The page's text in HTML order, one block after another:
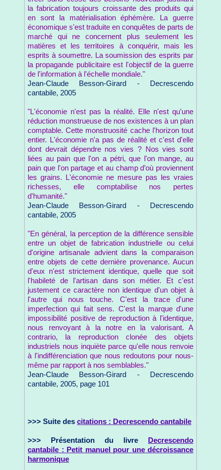
la fabrication toujours croissante des produits qui
en sont la matérialisation éphémère. La guerre
économique s'est traduite en conquêtes de parts de
marché qui ne concernent plus seulement les
matières et les territoires à conquérir, mais les
esprits à soumettre. La soumission des esprits par
la propagande publicitaire est l'objectif de la guerre
de l'information à l'échelle mondiale."
Jean-Claude Besson-Girard - Decrescendo
cantabile, 2005
"L'économie n'est pas la réalité. Elle n'est qu'une
réduction monstrueuse de nos existences à un plan
comptable. Cette monstruosité cache l'horizon tout
entier. L'économie n'a pas de réalité et c'est d'elle
dont devrait dépendre nos vies ? Nos vies sont
liées au pain que l'on a pétri, que l'on mange, au
pain que l'on partage et au champ d’où proviennent
les grains. L'économie ne mesure pas les vraies
richesses, elle comptabilise nos pertes
d'humanité."
Jean-Claude Besson-Girard - Decrescendo
cantabile, 2005
"En général, la perception de la différence sensible
entre un objet de fabrication industrielle ou celui
d'origine artisanale advient dans la comparaison
entre objets de cette dernière provenance. Aucun
d'eux n'est strictement identique, quelle que soit
l'habileté de l'artisan dans son métier. Et c'est
justement ce caractère non identique d'un objet à
l'autre qui nous touche. C'est la trace d'une
imperfection qui fait sens. C'est la marque d'une
impossibilité positive de reproduction à l'identique,
nous renvoyant à la notre en la valorisant. A
contrario, la reproduction clonée des objets
industriels nous inquiète parce qu'elle nous renvoie
à l'indifférenciation que nous redoutons pour nous-
même par rapport à nos semblables."
Jean-Claude Besson-Girard - Decrescendo
cantabile, 2005, page 101
>>> Suite des citations : Decrescendo cantabile
>>> Présentation du livre
Decrescendo
cantabile : Petit manuel pour une décroissance
harmonique